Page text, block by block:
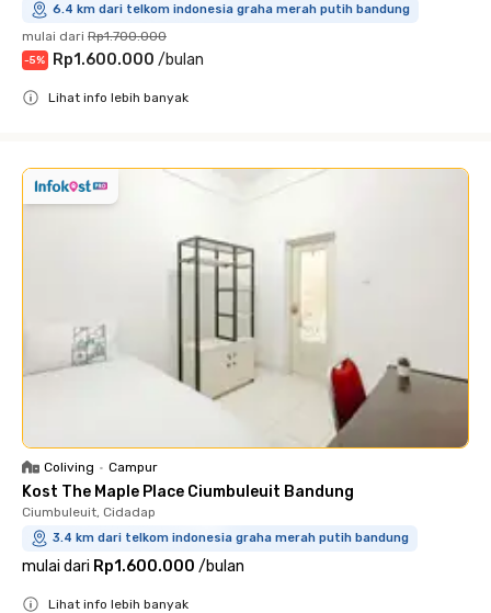
6.4 km dari telkom indonesia graha merah putih bandung
mulai dari Rp1.700.000
-5% Rp1.600.000 /bulan
Lihat info lebih banyak
Coliving • Campur
Kost The Maple Place Ciumbuleuit Bandung
Ciumbuleuit, Cidadap
3.4 km dari telkom indonesia graha merah putih bandung
mulai dari Rp1.600.000 /bulan
Lihat info lebih banyak